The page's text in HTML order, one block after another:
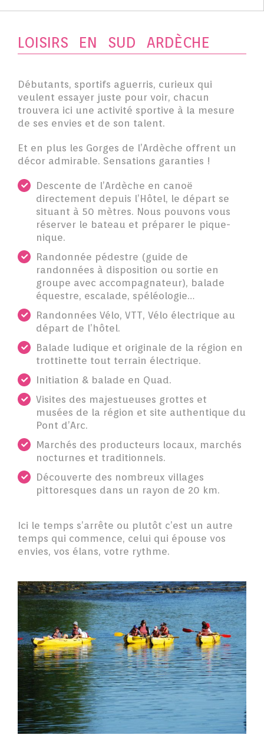
LOISIRS EN SUD ARDÈCHE
Débutants, sportifs aguerris, curieux qui
veulent essayer juste pour voir, chacun
trouvera ici une activité sportive à la mesure
de ses envies et de son talent.
Et en plus les Gorges de l’Ardèche offrent un
décor admirable. Sensations garanties !
Descente de l’Ardèche en canoë
directement depuis l’Hôtel, le départ se
situant à 50 mètres. Nous pouvons vous
réserver le bateau et préparer le pique-
nique.
Randonnée pédestre (guide de
randonnées à disposition ou sortie en
groupe avec accompagnateur), balade
équestre, escalade, spéléologie…
Randonnées Vélo, VTT, Vélo électrique au
départ de l’hôtel.
Balade ludique et originale de la région en
trottinette tout terrain électrique.
Initiation & balade en Quad.
Visites des majestueuses grottes et
musées de la région et site authentique du
Pont d’Arc.
Marchés des producteurs locaux, marchés
nocturnes et traditionnels.
Découverte des nombreux villages
pittoresques dans un rayon de 20 km.
Ici le temps s’arrête ou plutôt c’est un autre
temps qui commence, celui qui épouse vos
envies, vos élans, votre rythme.